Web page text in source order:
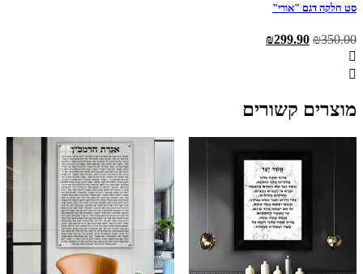
סט חלקה דגם "אורי"
₪350.00
המחיר ₪299.90
מוצרים קשורים